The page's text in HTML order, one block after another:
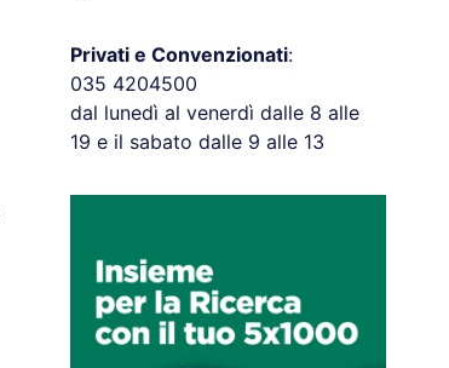
Privati e Convenzionati:
035 4204500
dal lunedì al venerdì dalle 8 alle
19 e il sabato dalle 9 alle 13